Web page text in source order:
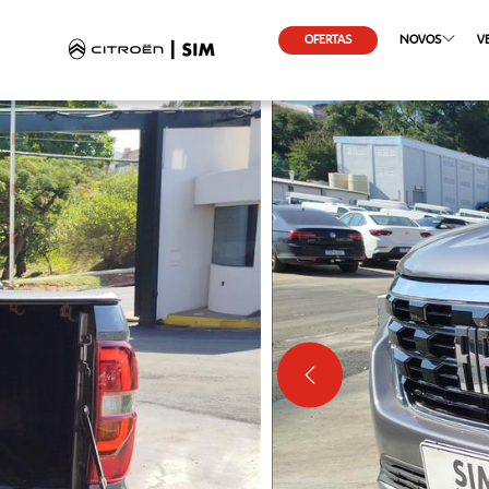
OFERTAS NOVOS